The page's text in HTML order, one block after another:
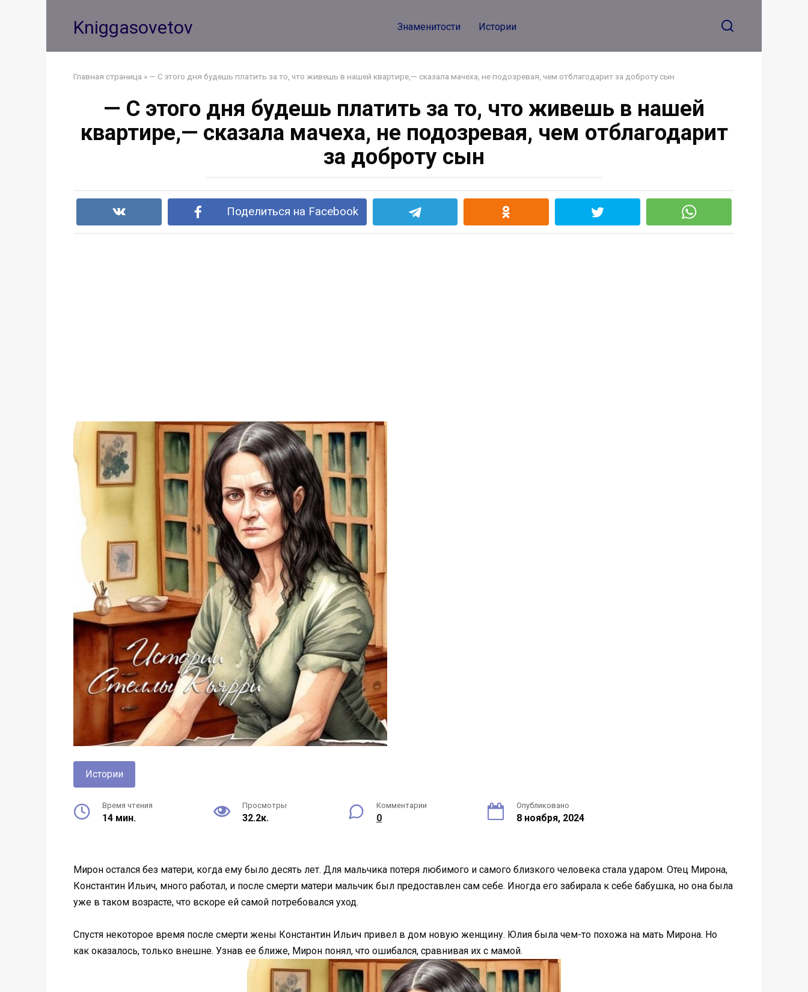
Kniggasovetov Знаменитости Истории
Главная страница » — С этого дня будешь платить за то, что живешь в нашей квартире,— сказала мачеха, не подозревая, чем отблагодарит за доброту сын
— С этого дня будешь платить за то, что живешь в нашей
квартире,— сказала мачеха, не подозревая, чем отблагодарит
за доброту сын
Поделиться на Facebook
Истории
Время чтения
14 мин.
Просмотры
32.2к.
Комментарии
0
Опубликовано
8 ноября, 2024
Мирон остался без матери, когда ему было десять лет. Для мальчика потеря любимого и самого близкого человека стала ударом. Отец Мирона,
Константин Ильич, много работал, и после смерти матери мальчик был предоставлен сам себе. Иногда его забирала к себе бабушка, но она была
уже в таком возрасте, что вскоре ей самой потребовался уход.
Спустя некоторое время после смерти жены Константин Ильич привел в дом новую женщину. Юлия была чем-то похожа на мать Мирона. Но
как оказалось, только внешне. Узнав ее ближе, Мирон понял, что ошибался, сравнивая их с мамой.